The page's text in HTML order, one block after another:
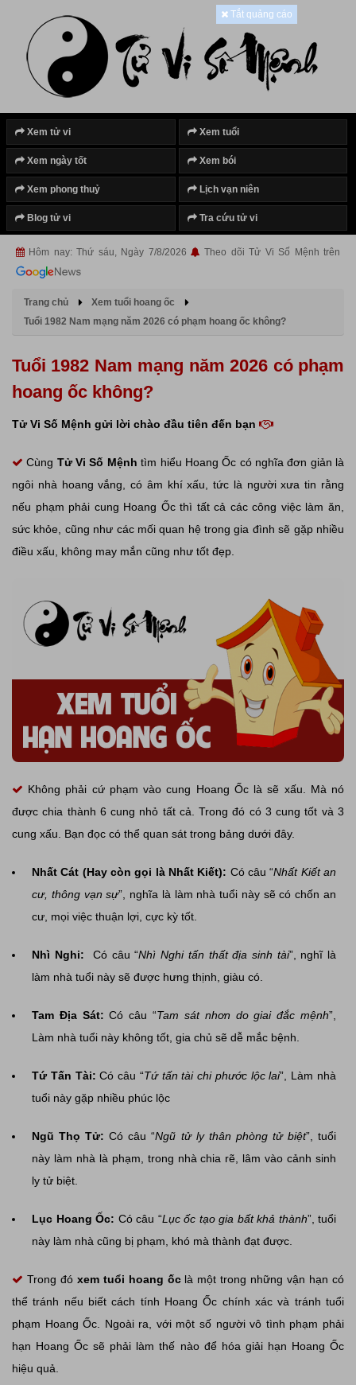
Xem tử vi Xem tuổi
Xem ngày tốt Xem bói
Xem phong thuỷ Lịch vạn niên
Blog tử vi Tra cứu tử vi
Hôm nay: Thứ sáu, Ngày 7/8/2026 Theo dõi Tử Vi Số Mệnh trên
Tắt quảng cáo
Trang chủ
Xem tuổi hoang ốc
Tuổi 1982 Nam mạng năm 2026 có phạm hoang ốc không?
Tuổi 1982 Nam mạng năm 2026 có phạm
hoang ốc không?
Tử Vi Số Mệnh gửi lời chào đầu tiên đến bạn
Cùng Tử Vi Số Mệnh tìm hiểu Hoang Ốc có nghĩa đơn giản là
ngôi nhà hoang vắng, có âm khí xấu, tức là người xưa tin rằng
nếu phạm phải cung Hoang Ốc thì tất cả các công việc làm ăn,
sức khỏe, cũng như các mối quan hệ trong gia đình sẽ gặp nhiều
điều xấu, không may mắn cũng như tốt đẹp.
Không phải cứ phạm vào cung Hoang Ốc là sẽ xấu. Mà nó
được chia thành 6 cung nhỏ tất cả. Trong đó có 3 cung tốt và 3
cung xấu. Bạn đọc có thể quan sát trong bảng dưới đây.
Nhất Cát (Hay còn gọi là Nhất Kiết): Có câu “Nhất Kiết an
cư, thông vạn sự”, nghĩa là làm nhà tuổi này sẽ có chốn an
cư, mọi việc thuận lợi, cực kỳ tốt.
Nhì Nghi: Có câu “Nhì Nghi tấn thất địa sinh tài”, nghĩ là
làm nhà tuổi này sẽ được hưng thịnh, giàu có.
Tam Địa Sát: Có câu “Tam sát nhơn do giai đắc mệnh”,
Làm nhà tuổi này không tốt, gia chủ sẽ dễ mắc bệnh.
Tứ Tấn Tài: Có câu “Tứ tấn tài chi phước lộc lai”, Làm nhà
tuổi này gặp nhiều phúc lộc
Ngũ Thọ Tử: Có câu “Ngũ tử ly thân phòng tử biệt”, tuổi
này làm nhà là phạm, trong nhà chia rẽ, lâm vào cảnh sinh
ly tử biệt.
Lục Hoang Ốc: Có câu “Lục ốc tạo gia bất khả thành”, tuổi
này làm nhà cũng bị phạm, khó mà thành đạt được.
Trong đó xem tuổi hoang ốclà một trong những vận hạn có
thể tránh nếu biết cách tính Hoang Ốc chính xác và tránh tuổi
phạm Hoang Ốc. Ngoài ra, với một số người vô tình phạm phải
hạn Hoang Ốc sẽ phải làm thế nào để hóa giải hạn Hoang Ốc
hiệu quả.